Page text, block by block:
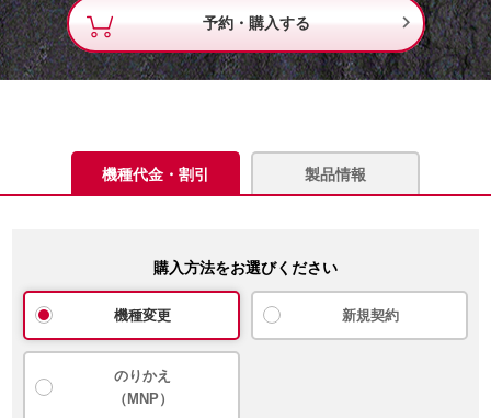
予約・購入する 
機種代金・割引 製品情報
購入方法をお選びください
機種変更 新規契約
のりかえ
（MNP）